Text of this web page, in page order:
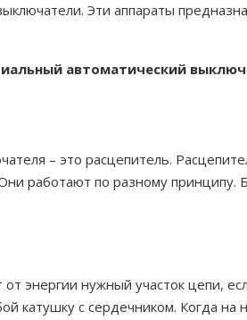
Эти аппараты
автоматический
– это расцепитель.
работают по разному принципу.
энергии нужный участок цепи,
катушку с сердечником. Когда